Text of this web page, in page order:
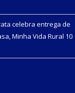
celebra entrega de
Minha Vida Rural 10